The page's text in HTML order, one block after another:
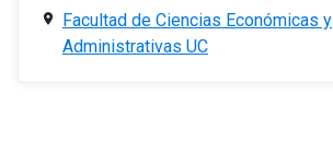
Facultad de Ciencias Económicas y
Administrativas UC